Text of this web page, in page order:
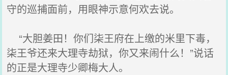
守的巡捕面前，用眼神示意何欢去说。
“大胆姜田！你们柒王府在上缴的米里下毒，
柒王爷还来大理寺劫狱，你又来闹什么！”说话
的正是大理寺少卿梅大人。